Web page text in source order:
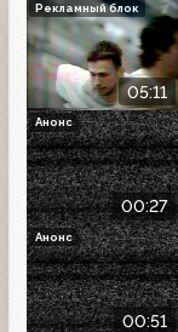
05:11
Рекламный блок
00:27
Анонс
00:51
Анонс